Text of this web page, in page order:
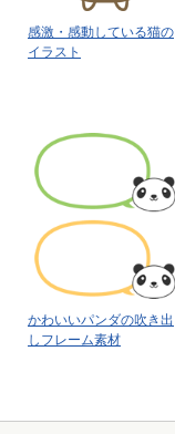
感激・感動している猫の
イラスト
かわいいパンダの吹き出
しフレーム素材